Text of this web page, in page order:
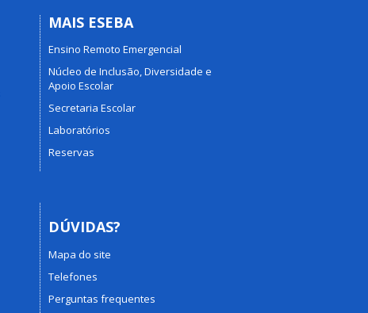
MAIS ESEBA
Ensino Remoto Emergencial
Núcleo de Inclusão, Diversidade e
Apoio Escolar
Secretaria Escolar
Laboratórios
Reservas
DÚVIDAS?
Mapa do site
Telefones
Perguntas frequentes